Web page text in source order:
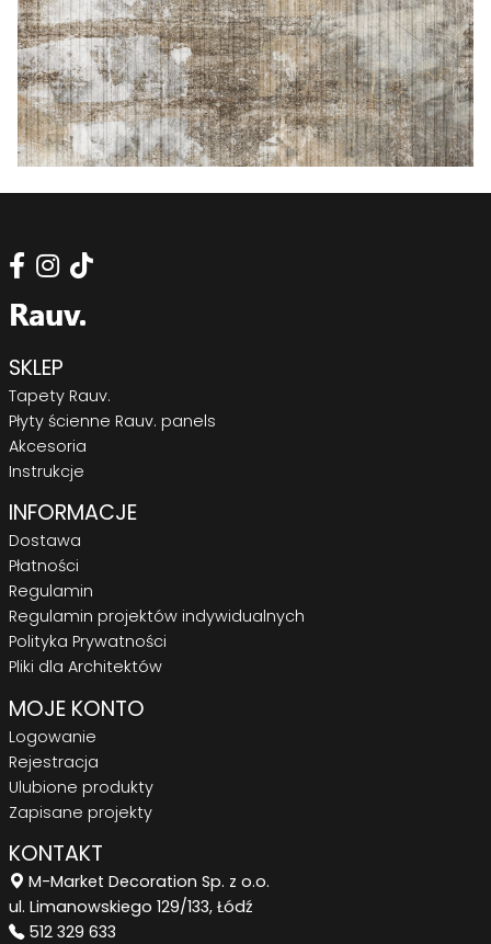
SKLEP
Tapety Rauv.
Płyty ścienne Rauv. panels
Akcesoria
Instrukcje
INFORMACJE
Dostawa
Płatności
Regulamin
Regulamin projektów indywidualnych
Polityka Prywatności
Pliki dla Architektów
MOJE KONTO
Logowanie
Rejestracja
Ulubione produkty
Zapisane projekty
KONTAKT
M-Market Decoration Sp. z o.o.
ul. Limanowskiego 129/133, Łódź
512 329 633